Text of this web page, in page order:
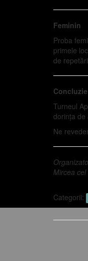
Feminin
Proba
primele
de
Concluzie
Turneul
dorința de
Ne
Mircea
Categorii: